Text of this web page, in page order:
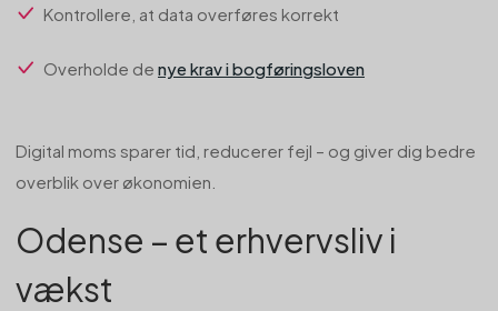
Kontrollere, at data overføres korrekt
Overholde de nye krav i bogføringsloven
Digital moms sparer tid, reducerer fejl – og giver dig bedre
overblik over økonomien.
Odense – et erhvervsliv i
vækst